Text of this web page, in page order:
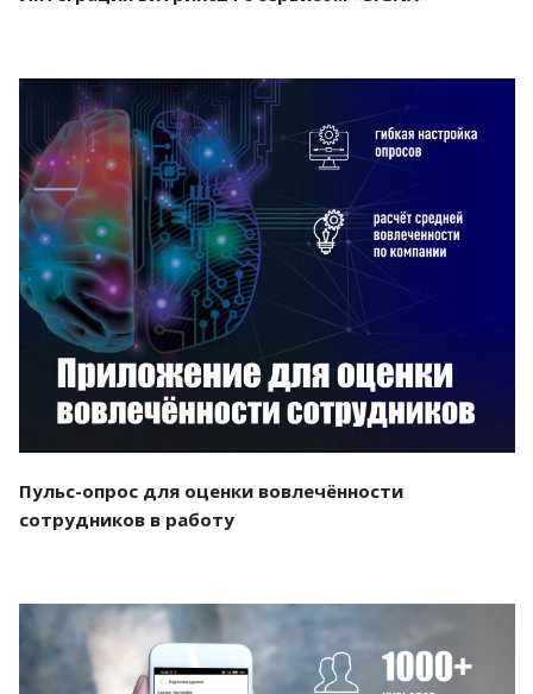
Смотреть проект
Пульс-опрос для оценки вовлечённости
сотрудников в работу